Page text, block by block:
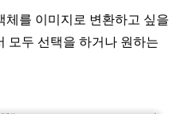
체를 이미지로 변환하고 싶을
모두 선택을 하거나 원하는